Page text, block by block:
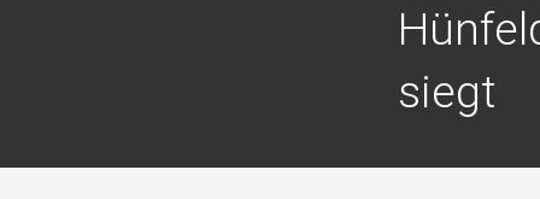
siegt